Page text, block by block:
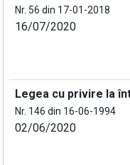
Nr. 56 din 17-01-2018
16/07/2020
Legea cu privire la
Nr. 146 din 16-06-1994
02/06/2020